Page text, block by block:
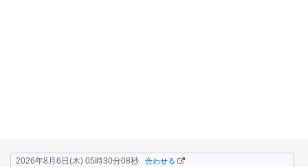
2026年8月6日(木) 05時30分08秒 合わせる